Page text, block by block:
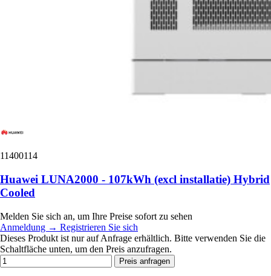
11400114
Huawei LUNA2000 - 107kWh (excl installatie) Hybrid
Cooled
Melden Sie sich an, um Ihre Preise sofort zu sehen
Anmeldung → Registrieren Sie sich
Dieses Produkt ist nur auf Anfrage erhältlich. Bitte verwenden Sie die
Schaltfläche unten, um den Preis anzufragen.
Preis anfragen